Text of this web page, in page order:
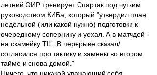
летний ОИР тренирует Спартак под чутким
руководством КИБа, который "утвердил план
недельной (или какой нужно) подготовки к
очередному сопернику и уехал. А в матчдей -
на скамейку ТШ. В перерыве сказал/
согласился про тактику и замены во втором
тайме и снова домой."
Ничего, что никакой уважающий себя